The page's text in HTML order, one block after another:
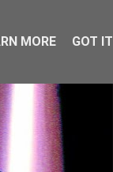
MORE GOT IT